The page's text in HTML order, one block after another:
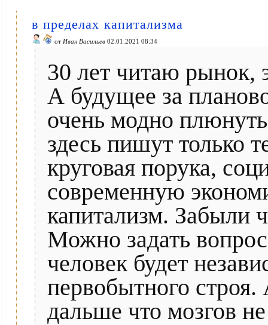
в пределах капитализма
от Иван Васильев 02.01.2021 08:34
30 лет читаю рынок,
А будущее за
очень модно плюнуть
здесь пишут только
круговая порука,
современную
капитализм. Забыли
Можно задать
человек будет
первобытного
дальше что мозгов не